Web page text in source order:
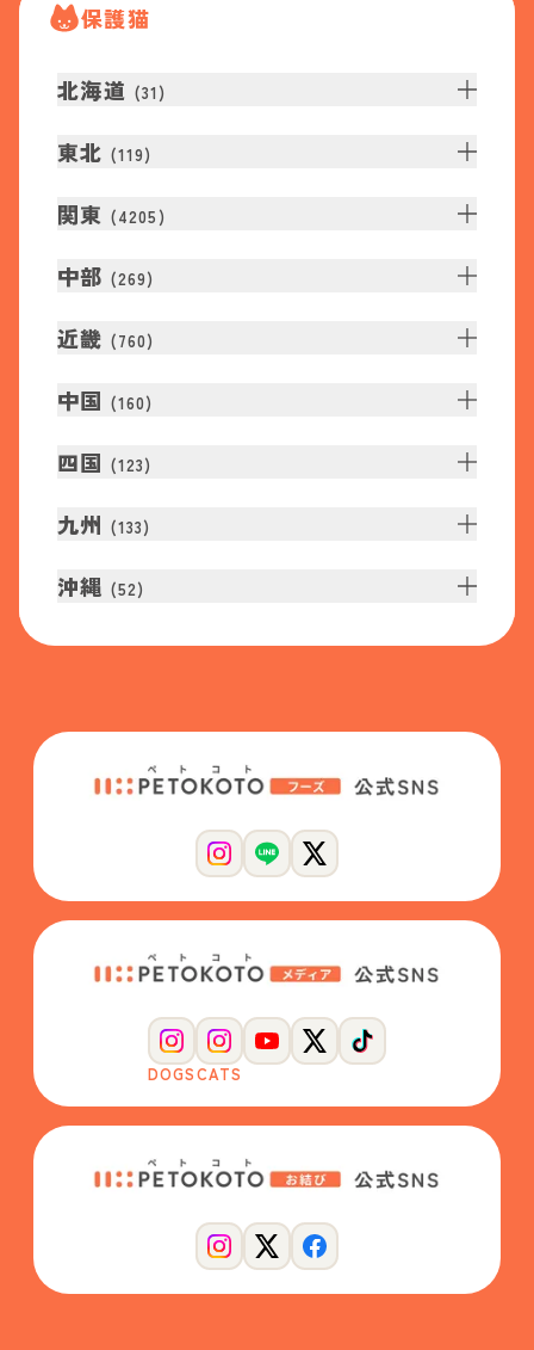
保護猫
北海道 (31 )
東北 (119)
関東 (4205 )
中部 (269)
近畿 (760)
中国 (160)
四国 (123)
九州 (133)
沖縄 (52)
DOGSCATS